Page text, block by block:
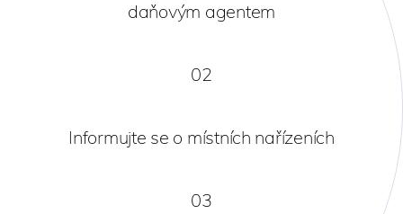
daňovým agentem
02
Informujte se o místních nařízeních
03